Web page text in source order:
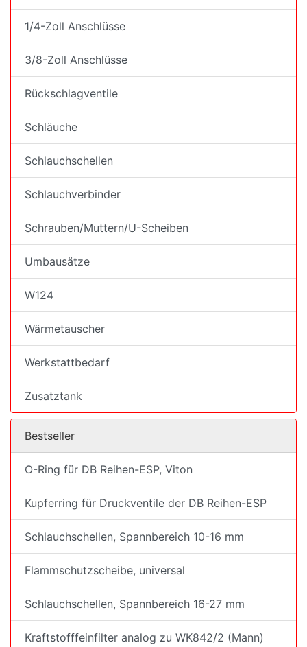
1/4-Zoll Anschlüsse
3/8-Zoll Anschlüsse
Rückschlagventile
Schläuche
Schlauchschellen
Schlauchverbinder
Schrauben/Muttern/U-Scheiben
Umbausätze
W124
Wärmetauscher
Werkstattbedarf
Zusatztank
Bestseller
O-Ring für DB Reihen-ESP, Viton
Kupferring für Druckventile der DB Reihen-ESP
Schlauchschellen, Spannbereich 10-16 mm
Flammschutzscheibe, universal
Schlauchschellen, Spannbereich 16-27 mm
Kraftstofffeinfilter analog zu WK842/2 (Mann)